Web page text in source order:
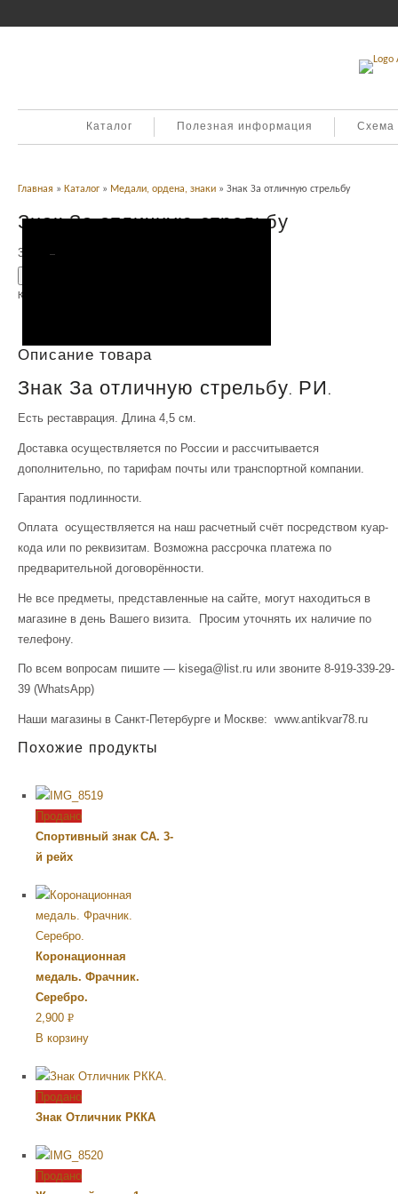
Каталог Полезная информация Схема
Главная » Каталог » Медали, ордена, знаки » Знак За отличную стрельбу
Знак За отличную стрельбу
3,500 Р
Категория:
Описание товара
Знак За отличную стрельбу. РИ.
Есть реставрация. Длина 4,5 см.
Доставка осуществляется по России и рассчитывается
дополнительно, по тарифам почты или транспортной компании.
Гарантия подлинности.
Оплата осуществляется на наш расчетный счёт посредством куар-
кода или по реквизитам. Возможна рассрочка платежа по
предварительной договорённости.
Не все предметы, представленные на сайте, могут находиться в
магазине в день Вашего визита. Просим уточнять их наличие по
телефону.
По всем вопросам пишите — kisega@list.ru или звоните 8-919-339-29-
39 (WhatsApp)
Наши магазины в Санкт-Петербурге и Москве: www.antikvar78.ru
Похожие продукты
Продано
Спортивный знак СА. 3-
й рейх
Коронационная
медаль. Фрачник.
Серебро.
2,900 Р
УБ.
В корзину
Продано
Знак Отличник РККА
Продано